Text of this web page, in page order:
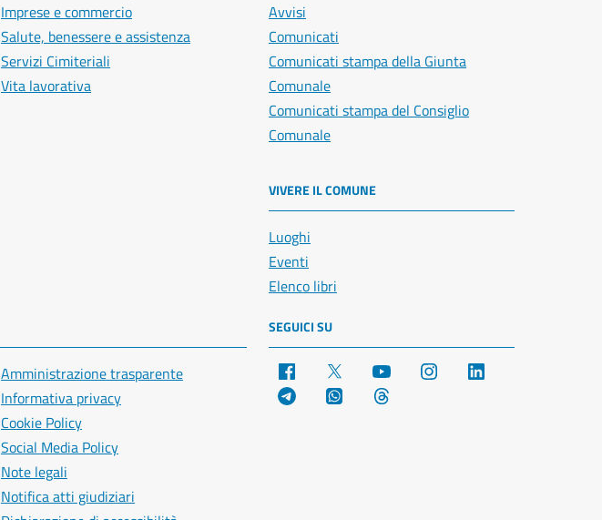
Imprese e commercio
Salute, benessere e assistenza
Servizi Cimiteriali
Vita lavorativa
Avvisi
Comunicati
Comunicati stampa della Giunta
Comunale
Comunicati stampa del Consiglio
Comunale
VIVERE IL COMUNE
Luoghi
Eventi
Elenco libri
Amministrazione trasparente
Informativa privacy
Cookie Policy
Social Media Policy
Note legali
Notifica atti giudiziari
SEGUICI SU
Facebook YouTube Instagram
Telegram WhatsApp